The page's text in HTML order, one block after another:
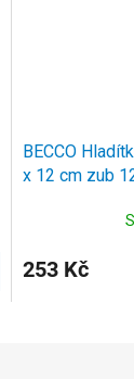
BECCO
x 12 cm zub
253 Kč